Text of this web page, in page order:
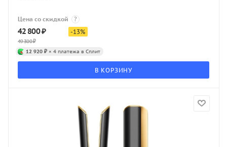
Цена со скидкой ?
42 800₽
49 300₽
-13%
12 920 ₽ × 4 платежа в Сплит
В КОРЗИНУ